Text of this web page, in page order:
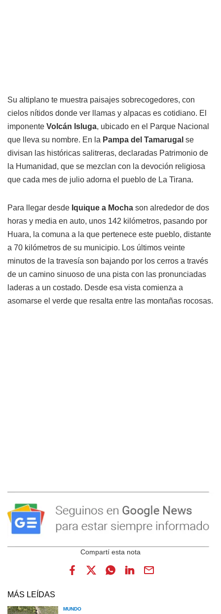
Su altiplano te muestra paisajes sobrecogedores, con
cielos nítidos donde ver llamas y alpacas es cotidiano. El
imponente Volcán Isluga, ubicado en el Parque Nacional
que lleva su nombre. En la Pampa del Tamarugal se
divisan las históricas salitreras, declaradas Patrimonio de
la Humanidad, que se mezclan con la devoción religiosa
que cada mes de julio adorna el pueblo de La Tirana.
Para llegar desde Iquique a Mocha son alrededor de dos
horas y media en auto, unos 142 kilómetros, pasando por
Huara, la comuna a la que pertenece este pueblo, distante
a 70 kilómetros de su municipio. Los últimos veinte
minutos de la travesía son bajando por los cerros a través
de un camino sinuoso de una pista con las pronunciadas
laderas a un costado. Desde esa vista comienza a
asomarse el verde que resalta entre las montañas rocosas.
MÁS LEÍDAS
MUNDO